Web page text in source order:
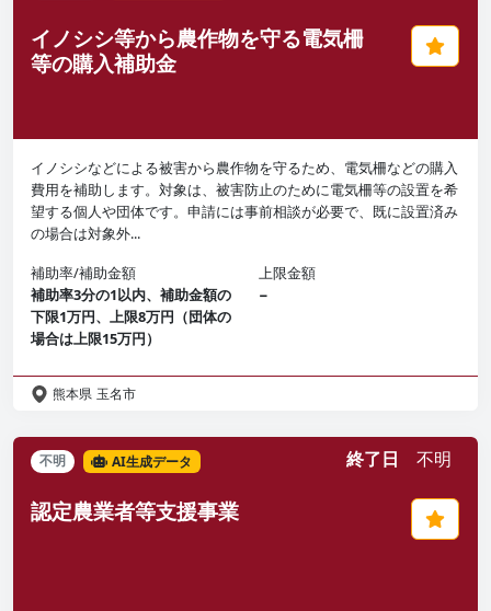
イノシシ等から農作物を守る電気柵
等の購入補助金
イノシシなどによる被害から農作物を守るため、電気柵などの購入
費用を補助します。対象は、被害防止のために電気柵等の設置を希
望する個人や団体です。申請には事前相談が必要で、既に設置済み
の場合は対象外...
補助率/補助金額
補助率3分の1以内、補助金額の
下限1万円、上限8万円（団体の
場合は上限15万円）
上限金額
−
熊本県 玉名市
不明 AI生成データ 終了日 不明
認定農業者等支援事業